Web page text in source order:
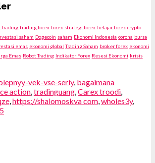
trading forex forex strategi forex belajar forex crypto
saham Dogecoin saham Ekonomi Indonesia corona bursa
emas ekonomi global Trading Saham broker forex ekonomi
Emas Robot Trading Indikator Forex Resesi Ekonomi krisis
vek-vse-seriy, bagaimana
action,tradinguang,Carex troodi,
,https://shalomoskva com,wholes3y,